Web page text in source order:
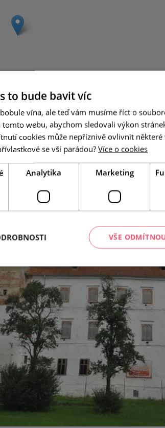
Leaflet ©
to bude bavit víc
vína, ale teď vám musíme říct o
tomto webu, abychom sledovali výkon
cookies může nepříznivě ovlivnit některé
se vší parádou? Více o cookies
Analytika Marketing
VŠE